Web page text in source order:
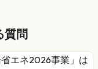
質問
エネ2026事業 」は